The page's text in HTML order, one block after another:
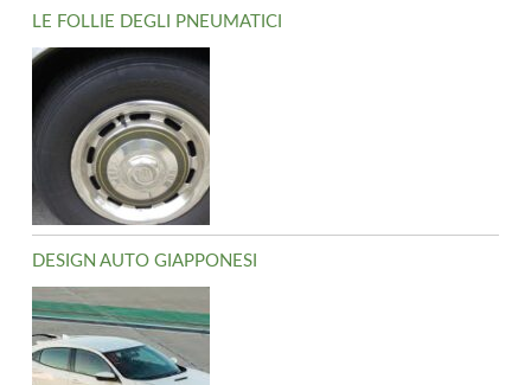
LE FOLLIE DEGLI PNEUMATICI
DESIGN AUTO GIAPPONESI